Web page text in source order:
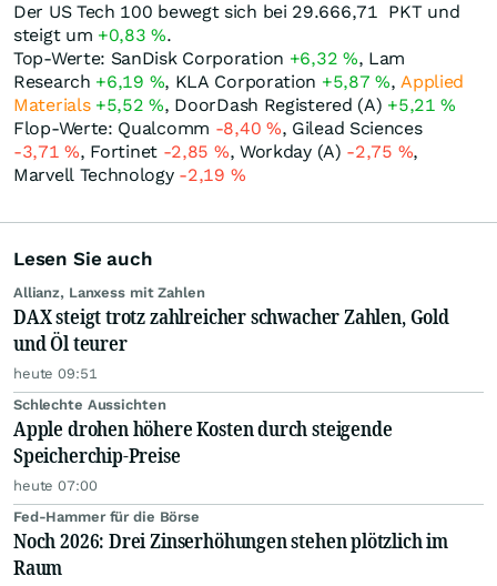
Der US Tech 100 bewegt sich bei 29.666,71 PKTund
steigt um +0,83%.
Top-Werte: SanDisk Corporation +6,32 %, Lam
Research +6,19 %, KLA Corporation +5,87%,Applied
Materials +5,52%, DoorDash Registered (A) +5,21%
Flop-Werte: Qualcomm -8,40 %, Gilead Sciences
-3,71%, Fortinet -2,85 %, Workday (A) -2,75 %,
Marvell Technology -2,19 %
Lesen Sie auch
Allianz, Lanxess mit Zahlen
DAX steigt trotz zahlreicher schwacher Zahlen, Gold
und Öl teurer
heute 09:51
Schlechte Aussichten
Apple drohen höhere Kosten durch steigende
Speicherchip-Preise
heute 07:00
Fed-Hammer für die Börse
Noch 2026: Drei Zinserhöhungen stehen plötzlich im
Raum